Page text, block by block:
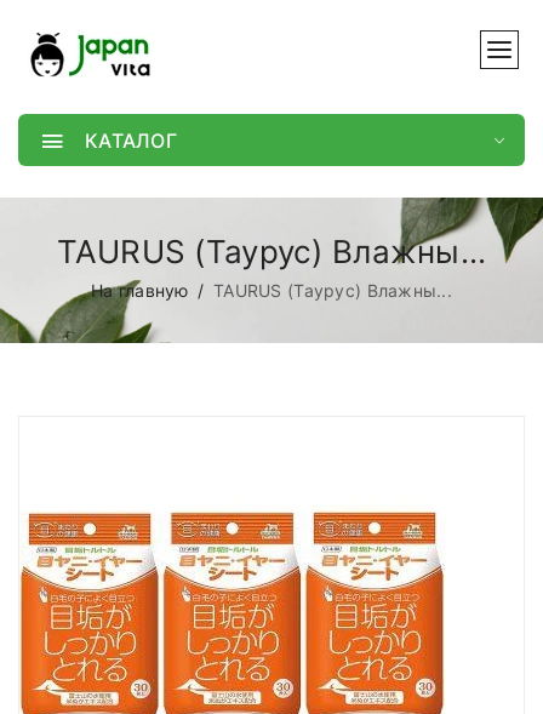
КАТАЛОГ
TAURUS (Таурус) Влажны...
На главную TAURUS (Таурус) Влажны...